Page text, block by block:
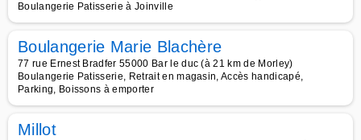
Boulangerie Patisserie à Joinville
Boulangerie Marie Blachère
77 rue Ernest Bradfer 55000 Bar le duc (à 21 km de Morley)
Boulangerie Patisserie, Retrait en magasin, Accès handicapé,
Parking, Boissons à emporter
Millot